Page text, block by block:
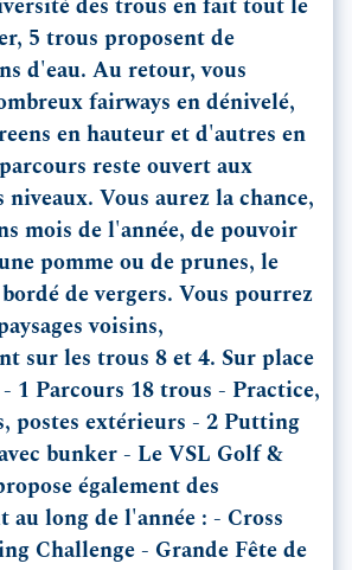
des trous en fait tout le
5 trous proposent de
d'eau. Au retour, vous
fairways en dénivelé,
en hauteur et d'autres en
reste ouvert aux
niveaux. Vous aurez la chance,
mois de l'année, de pouvoir
pomme ou de prunes, le
de vergers. Vous pourrez
voisins,
sur les trous 8 et 4. Sur place
1 Parcours 18 trous - Practice,
postes extérieurs - 2 Putting
bunker - Le VSL Golf &
également des
au long de l'année : - Cross
Challenge - Grande Fête de